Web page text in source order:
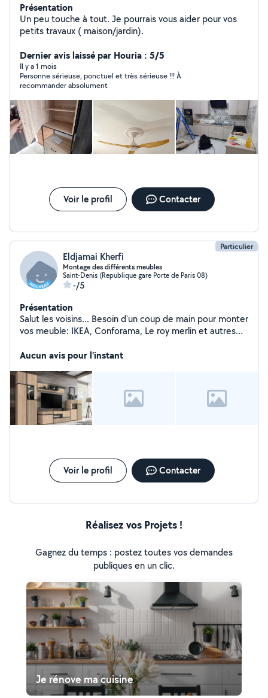
Présentation
Un peu touche à tout. Je pourrais vous aider pour vos
petits travaux ( maison/jardin).
Dernier avis laissé par Houria : 5/5
Il y a 1 mois
Personne sérieuse, ponctuel et très sérieuse !!! À
recommander absolument
Voir le profil Contacter
Particulier
Eldjamai Kherfi
Montage des différents meubles
Saint-Denis (Republique gare Porte de Paris 08)
-/5
Présentation
Salut les voisins... Besoin d'un coup de main pour monter
vos meuble: IKEA, Conforama, Le roy merlin et autres
commode, une bibliothèque ou toute une cuisine, je
bien la notice. Je me déplace sur paris et alentours avec
ma caisse à outils. Tarifs honnête et travaille propre et
garantie. Contacter moi et on voit ça ensemble avec
Aucun avis pour l'instant
Voir le profil Contacter
Réalisez vos Projets !
Gagnez du temps : postez toutes vos demandes
publiques en un clic.
Je rénove ma cuisine